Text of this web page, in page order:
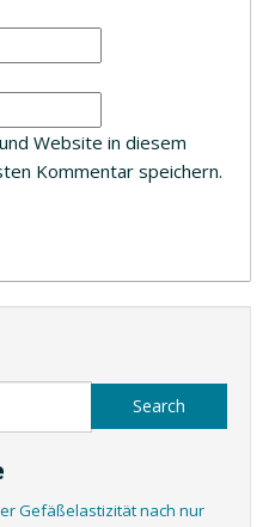
Website in diesem
Kommentar speichern.
Search
Gefäßelastizität nach nur